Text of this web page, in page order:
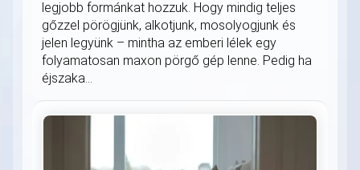
legjobb formánkat hozzuk. Hogy mindig teljes
gőzzel pörögjünk, alkotjunk, mosolyogjunk és
jelen legyünk – mintha az emberi lélek egy
folyamatosan maxon pörgő gép lenne. Pedig ha
éjszaka...